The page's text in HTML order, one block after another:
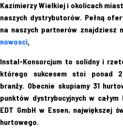
Kazimierzy Wielkiej i okolicach
naszych dystrybutorów. Pełną
na naszych partnerów znajdziesz
nowosci.
Instal-Konsorcjum to solidny i
którego sukcesem stoi ponad
branży. Obecnie skupiamy 31
punktów dystrybucyjnych w
EDT GmbH w Essen, największej
hurtowego.